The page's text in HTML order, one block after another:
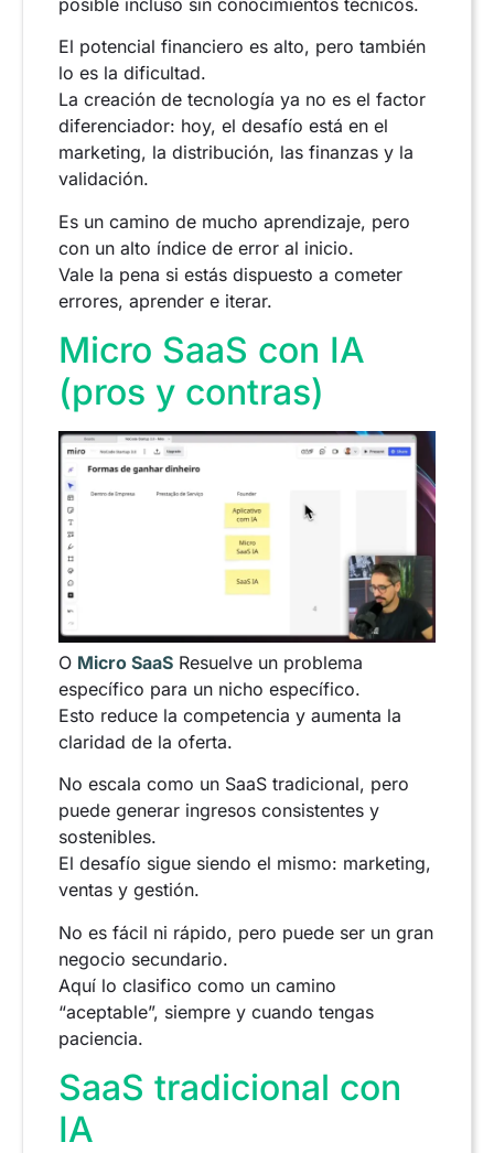
El potencial financiero es alto, pero también
lo es la dificultad.
La creación de tecnología ya no es el factor
diferenciador: hoy, el desafío está en el
marketing, la distribución, las finanzas y la
validación.
Es un camino de mucho aprendizaje, pero
con un alto índice de error al inicio.
Vale la pena si estás dispuesto a cometer
errores, aprender e iterar.
Micro SaaS con IA
(pros y contras)
O Micro SaaS Resuelve un problema
específico para un nicho específico.
Esto reduce la competencia y aumenta la
claridad de la oferta.
No escala como un SaaS tradicional, pero
puede generar ingresos consistentes y
sostenibles.
El desafío sigue siendo el mismo: marketing,
ventas y gestión.
No es fácil ni rápido, pero puede ser un gran
negocio secundario.
Aquí lo clasifico como un camino
“aceptable”, siempre y cuando tengas
paciencia.
SaaS tradicional con
IA